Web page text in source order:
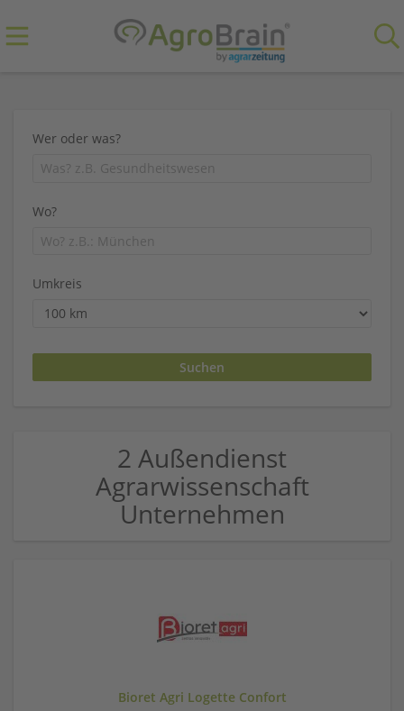
Wer oder was?
Wo?
Umkreis
2 Außendienst
Agrarwissenschaft
Unternehmen
Bioret Agri Logette Confort